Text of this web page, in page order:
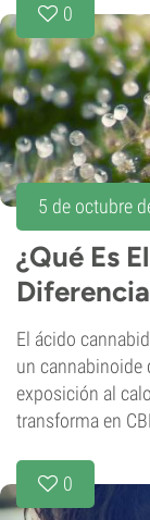
0
5 de octubre
¿Qué Es
El ácido
un cannabinoide
exposición al
transforma en
0